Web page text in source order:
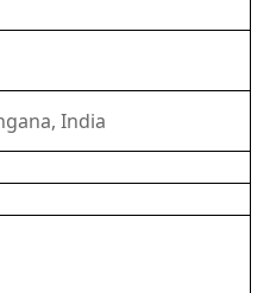
India